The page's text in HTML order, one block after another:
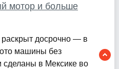
мотор и больше
досрочно — в
машины без
в Мексике во